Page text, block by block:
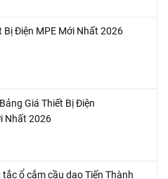
Bị Điện MPE Mới Nhất 2026
Giá Thiết Bị Điện
Nhất 2026
ổ cắm cầu dao Tiến Thành